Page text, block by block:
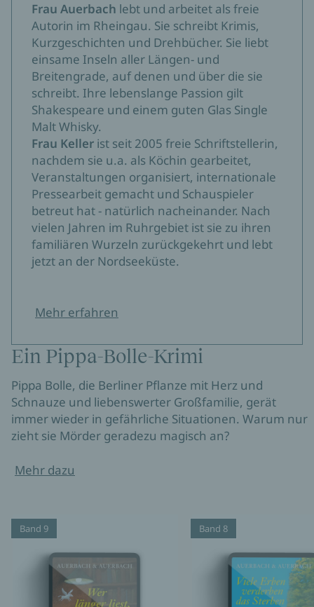
Frau Auerbach lebt und arbeitet als freie
Autorin im Rheingau. Sie schreibt Krimis,
Kurzgeschichten und Drehbücher. Sie liebt
einsame Inseln aller Längen- und
Breitengrade, auf denen und über die sie
schreibt. Ihre lebenslange Passion gilt
Shakespeare und einem guten Glas Single
Malt Whisky.
Frau Keller ist seit 2005 freie Schriftstellerin,
nachdem sie u.a. als Köchin gearbeitet,
Veranstaltungen organisiert, internationale
Pressearbeit gemacht und Schauspieler
betreut hat - natürlich nacheinander. Nach
vielen Jahren im Ruhrgebiet ist sie zu ihren
familiären Wurzeln zurückgekehrt und lebt
jetzt an der Nordseeküste.
Mehr erfahren
Ein Pippa-Bolle-Krimi
Pippa Bolle, die Berliner Pflanze mit Herz und
Schnauze und liebenswerter Großfamilie, gerät
immer wieder in gefährliche Situationen. Warum nur
zieht sie Mörder geradezu magisch an?
Mehr dazu
Band 9 Band 8